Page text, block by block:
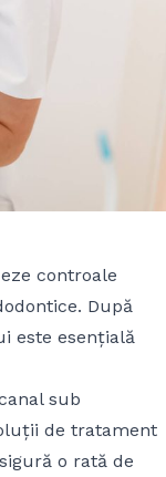
controale
După
este esențială
sub
de tratament
o rată de